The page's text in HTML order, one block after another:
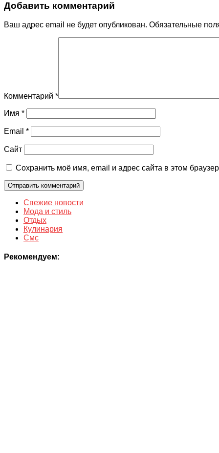
Добавить комментарий
Ваш адрес email не будет опубликован. Обязательные
Комментарий *
Имя *
Email *
Сайт
Сохранить моё имя, email и адрес сайта в этом
Свежие новости
Мода и стиль
Отдых
Кулинария
Смс
Рекомендуем: